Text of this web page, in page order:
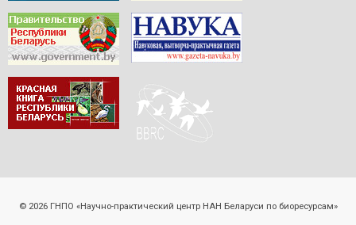
© 2026 ГНПО «Научно-практический центр НАН Беларуси по биоресурсам»